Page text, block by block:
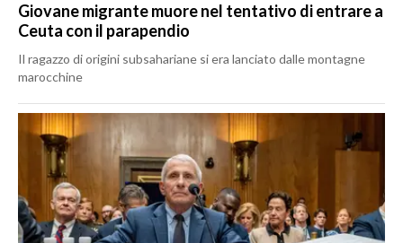
Giovane migrante muore nel tentativo di entrare a
Ceuta con il parapendio
Il ragazzo di origini subsahariane si era lanciato dalle montagne
marocchine